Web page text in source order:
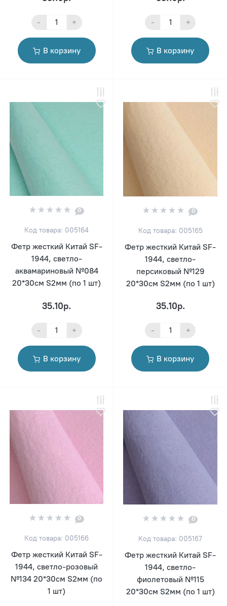
- +
В корзину
- +
В корзину
0
Код товара: 005164
Фетр жесткий Китай SF-
1944, светло-
аквамариновый №084
20*30см S2мм (по 1 шт)
35.10р.
- +
В корзину
0
Код товара: 005165
Фетр жесткий Китай SF-
1944, светло-
персиковый №129
20*30см S2мм (по 1 шт)
35.10р.
- +
В корзину
0
Код товара: 005166
Фетр жесткий Китай SF-
1944, светло-розовый
№134 20*30см S2мм (по
1 шт)
0
Код товара: 005167
Фетр жесткий Китай SF-
1944, светло-
фиолетовый №115
20*30см S2мм (по 1 шт)